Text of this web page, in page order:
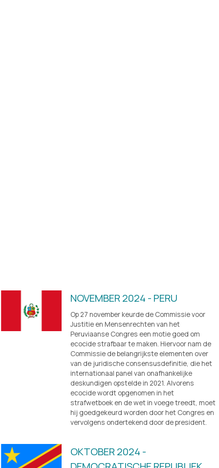
NOVEMBER 2024 - PERU
Op 27 november keurde de Commissie voor
Justitie en Mensenrechten van het
Peruviaanse Congres een motie goed om
ecocide strafbaar te maken. Hiervoor nam de
Commissie de belangrijkste elementen over
van de juridische consensusdefinitie, die het
internationaal panel van onafhankelijke
deskundigen opstelde in 2021. Alvorens
ecocide wordt opgenomen in het
strafwetboek en de wet in voege treedt, moet
hij goedgekeurd worden door het Congres en
vervolgens ondertekend door de president.
OKTOBER 2024 -